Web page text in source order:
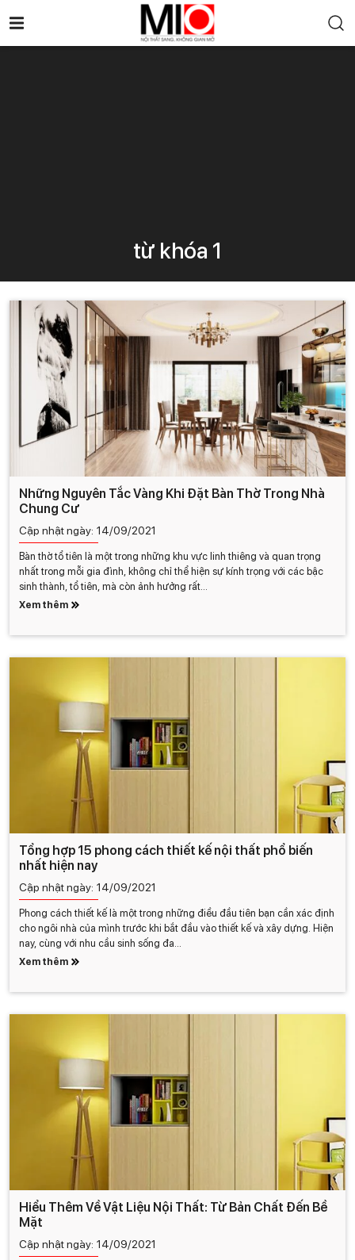
từ khóa 1
Những Nguyên Tắc Vàng Khi Đặt Bàn Thờ Trong Nhà
Chung Cư
Cập nhật ngày: 14/09/2021
Bàn thờ tổ tiên là một trong những khu vực linh thiêng và quan trọng
nhất trong mỗi gia đình, không chỉ thể hiện sự kính trọng với các bậc
sinh thành, tổ tiên, mà còn ảnh hưởng rất...
Xem thêm
Tổng hợp 15 phong cách thiết kế nội thất phổ biến
nhất hiện nay
Cập nhật ngày: 14/09/2021
Phong cách thiết kế là một trong những điều đầu tiên bạn cần xác định
cho ngôi nhà của mình trước khi bắt đầu vào thiết kế và xây dựng. Hiện
nay, cùng với nhu cầu sinh sống đa...
Xem thêm
Hiểu Thêm Về Vật Liệu Nội Thất: Từ Bản Chất Đến Bề
Mặt
Cập nhật ngày: 14/09/2021